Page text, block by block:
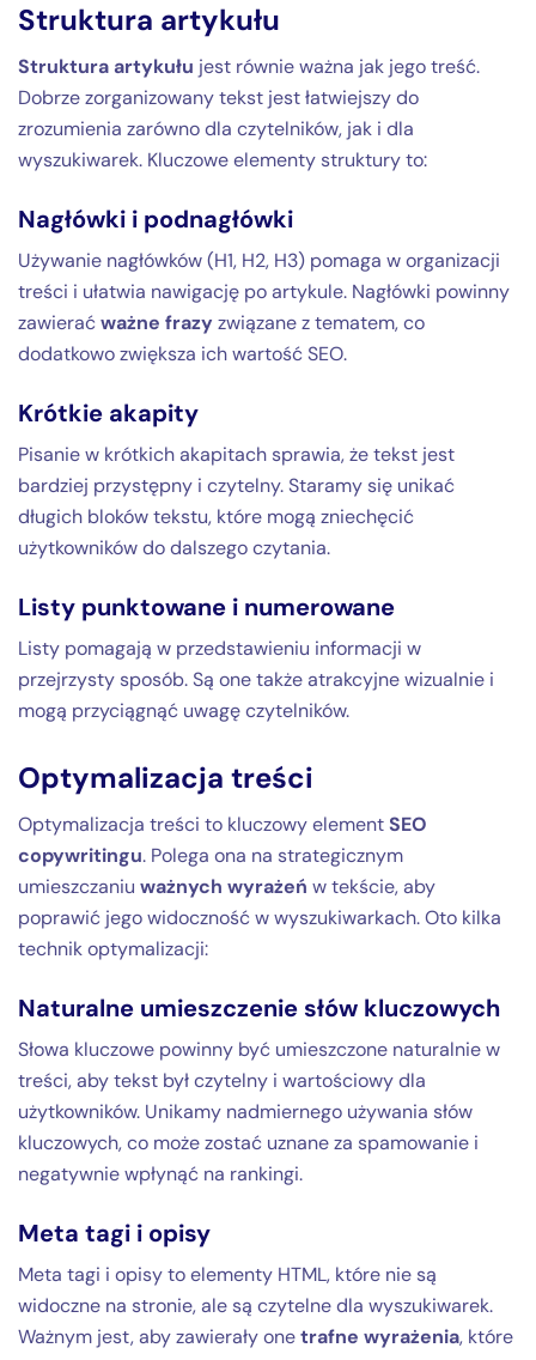
Struktura artykułu
Struktura artykułu jest równie ważna jak jego treść.
Dobrze zorganizowany tekst jest łatwiejszy do
zrozumienia zarówno dla czytelników, jak i dla
wyszukiwarek. Kluczowe elementy struktury to:
Nagłówki i podnagłówki
Używanie nagłówków (H1, H2, H3) pomaga w organizacji
treści i ułatwia nawigację po artykule. Nagłówki powinny
zawieraćważne frazy związane z tematem, co
dodatkowo zwiększa ich wartość SEO.
Krótkie akapity
Pisanie w krótkich akapitach sprawia, że tekst jest
bardziej przystępny i czytelny. Staramy się unikać
długich bloków tekstu, które mogą zniechęcić
użytkowników do dalszego czytania.
Listy punktowane i numerowane
Listy pomagają w przedstawieniu informacji w
przejrzysty sposób. Są one także atrakcyjne wizualnie i
mogą przyciągnąć uwagę czytelników.
Optymalizacja treści
Optymalizacja treści to kluczowy elementSEO
copywritingu. Polega ona na strategicznym
umieszczaniu ważnych wyrażeń w tekście, aby
poprawić jego widoczność w wyszukiwarkach. Oto kilka
technik optymalizacji:
Naturalne umieszczenie słów kluczowych
Słowa kluczowe powinny być umieszczone naturalnie w
treści, aby tekst był czytelny i wartościowy dla
użytkowników. Unikamy nadmiernego używania słów
kluczowych, co może zostać uznane za spamowanie i
negatywnie wpłynąć na rankingi.
Meta tagi i opisy
Meta tagi i opisy to elementy HTML, które nie są
widoczne na stronie, ale są czytelne dla wyszukiwarek.
Ważnym jest, aby zawierały onetrafne wyrażenia, które